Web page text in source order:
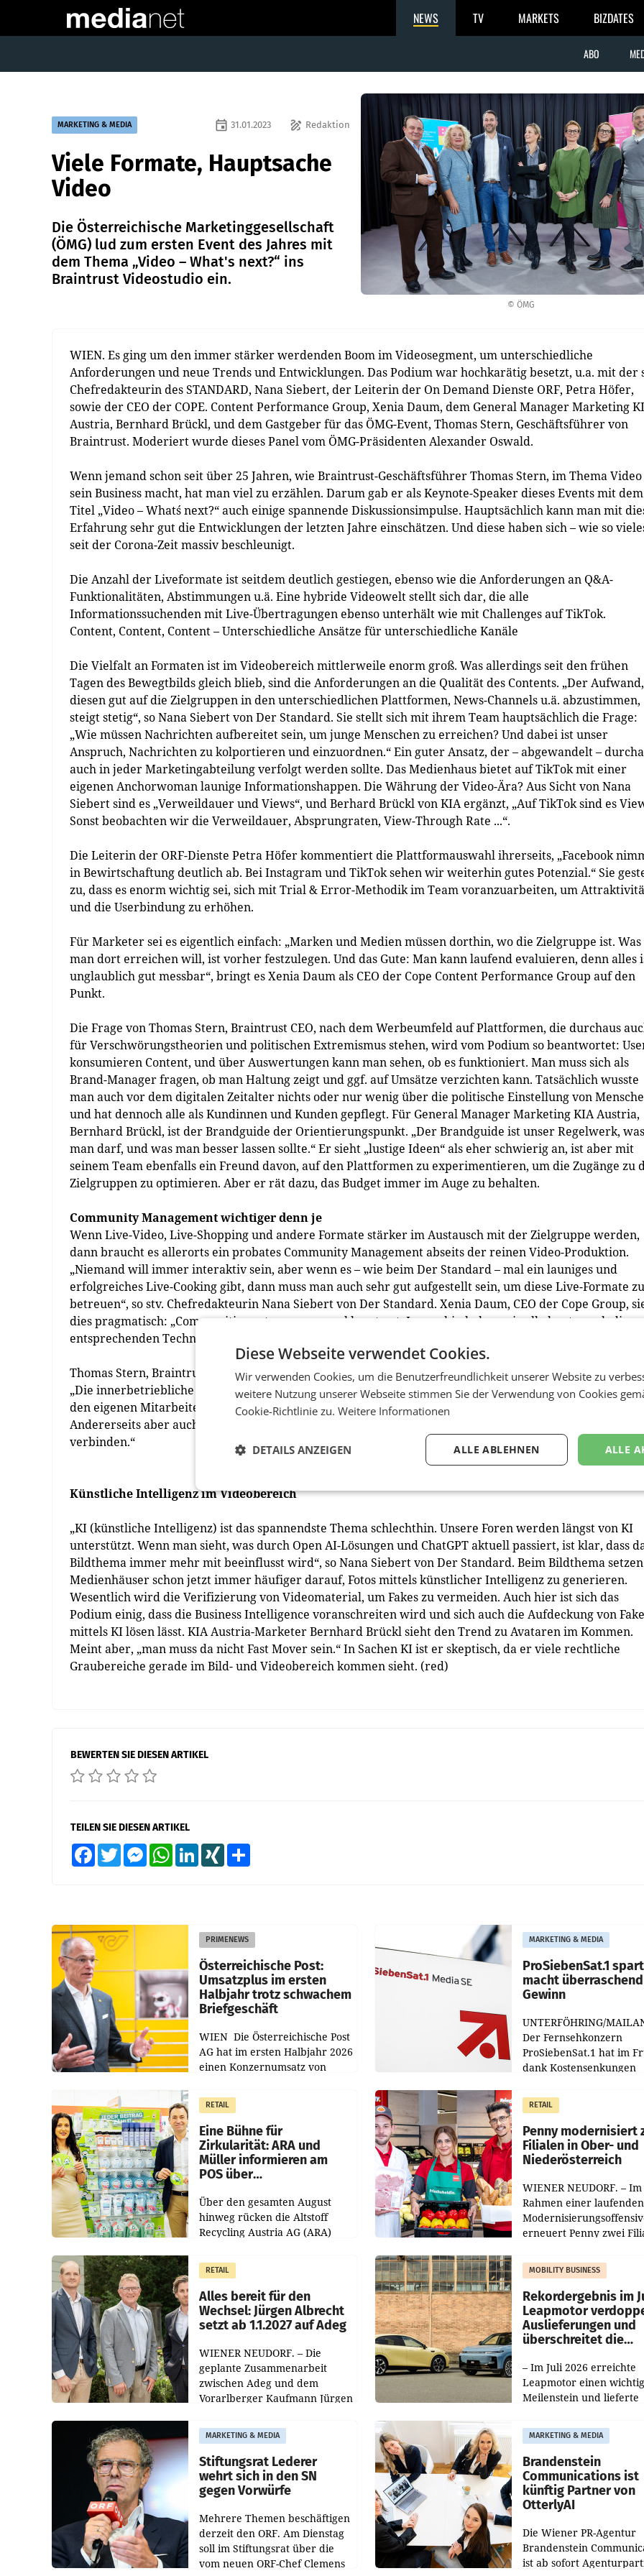
NEWS TV MARKETS BIZDATES
ABO
© ÖMG
MARKETING & MEDIA draw Redaktion
event 31.01.2023
Viele Formate, Hauptsache
Video
Die Österreichische Marketinggesellschaft
(ÖMG) lud zum ersten Event des Jahres mit
dem Thema „Video – What's next?“ ins
Braintrust Videostudio ein.
WIEN. Es ging um den immer stärker werdenden Boom im Videosegment, um unterschiedliche
Anforderungen und neue Trends und Entwicklungen. Das Podium war hochkarätig besetzt, u.a. mit der
Chefredakteurin des STANDARD, Nana Siebert, der Leiterin der On Demand Dienste ORF, Petra Höfer,
sowie der CEO der COPE. Content Performance Group, Xenia Daum, dem General Manager Marketing
Austria, Bernhard Brückl, und dem Gastgeber für das ÖMG-Event, Thomas Stern, Geschäftsführer von
Braintrust. Moderiert wurde dieses Panel vom ÖMG-Präsidenten Alexander Oswald.
Wenn jemand schon seit über 25 Jahren, wie Braintrust-Geschäftsführer Thomas Stern, im Thema Video
sein Business macht, hat man viel zu erzählen. Darum gab er als Keynote-Speaker dieses Events mit dem
Titel „Video – What´s next?“ auch einige spannende Diskussionsimpulse. Hauptsächlich kann man mit
Erfahrung sehr gut die Entwicklungen der letzten Jahre einschätzen. Und diese haben sich – wie so
seit der Corona-Zeit massiv beschleunigt.
Die Anzahl der Liveformate ist seitdem deutlich gestiegen, ebenso wie die Anforderungen an Q&A-
Funktionalitäten, Abstimmungen u.ä. Eine hybride Videowelt stellt sich dar, die alle
Informationssuchenden mit Live-Übertragungen ebenso unterhält wie mit Challenges auf TikTok.
Content, Content, Content – Unterschiedliche Ansätze für unterschiedliche Kanäle
Die Vielfalt an Formaten ist im Videobereich mittlerweile enorm groß. Was allerdings seit den frühen
Tagen des Bewegtbilds gleich blieb, sind die Anforderungen an die Qualität des Contents. „Der Aufwand,
diesen gut auf die Zielgruppen in den unterschiedlichen Plattformen, News-Channels u.ä. abzustimmen,
steigt stetig“, so Nana Siebert von Der Standard. Sie stellt sich mit ihrem Team hauptsächlich die Frage:
„Wie müssen Nachrichten aufbereitet sein, um junge Menschen zu erreichen? Und dabei ist unser
Anspruch, Nachrichten zu kolportieren und einzuordnen.“ Ein guter Ansatz, der – abgewandelt –
auch in jeder Marketingabteilung verfolgt werden sollte. Das Medienhaus bietet auf TikTok mit einer
eigenen Anchorwoman launige Informationshappen. Die Währung der Video-Ära? Aus Sicht von Nana
Siebert sind es „Verweildauer und Views“, und Berhard Brückl von KIA ergänzt, „Auf TikTok sind es
Sonst beobachten wir die Verweildauer, Absprungraten, View-Through Rate ...“.
Die Leiterin der ORF-Dienste Petra Höfer kommentiert die Plattformauswahl ihrerseits, „Facebook
in Bewirtschaftung deutlich ab. Bei Instagram und TikTok sehen wir weiterhin gutes Potenzial.“ Sie
zu, dass es enorm wichtig sei, sich mit Trial & Error-Methodik im Team voranzuarbeiten, um
und die Userbindung zu erhöhen.
Für Marketer sei es eigentlich einfach: „Marken und Medien müssen dorthin, wo die Zielgruppe ist. Was
man dort erreichen will, ist vorher festzulegen. Und das Gute: Man kann laufend evaluieren, denn alles
unglaublich gut messbar“, bringt es Xenia Daum als CEO der Cope Content Performance Group auf den
Punkt.
Die Frage von Thomas Stern, Braintrust CEO, nach dem Werbeumfeld auf Plattformen, die durchaus
für Verschwörungstheorien und politischen Extremismus stehen, wird vom Podium so beantwortet:
konsumieren Content, und über Auswertungen kann man sehen, ob es funktioniert. Man muss sich als
Brand-Manager fragen, ob man Haltung zeigt und ggf. auf Umsätze verzichten kann. Tatsächlich wusste
man auch vor dem digitalen Zeitalter nichts oder nur wenig über die politische Einstellung von
und hat dennoch alle als Kundinnen und Kunden gepflegt. Für General Manager Marketing KIA Austria,
Bernhard Brückl, ist der Brandguide der Orientierungspunkt. „Der Brandguide ist unser Regelwerk, was
man darf, und was man besser lassen sollte.“ Er sieht „lustige Ideen“ als eher schwierig an, ist aber mit
seinem Team ebenfalls ein Freund davon, auf den Plattformen zu experimentieren, um die Zugänge zu
Zielgruppen zu optimieren. Aber er rät dazu, das Budget immer im Auge zu behalten.
Community Management wichtiger denn je
Wenn Live-Video, Live-Shopping und andere Formate stärker im Austausch mit der Zielgruppe werden,
dann braucht es allerorts ein probates Community Management abseits der reinen Video-Produktion.
„Niemand will immer interaktiv sein, aber wenn es – wie beim Der Standard – mal ein launiges und
erfolgreiches Live-Cooking gibt, dann muss man auch sehr gut aufgestellt sein, um diese Live-Formate zu
betreuen“, so stv. Chefredakteurin Nana Siebert von Der Standard. Xenia Daum, CEO der Cope Group,
dies pragmatisch: „Communities gut zu managen, klappt gut. Immerhin haben wir alle heute auch die
entsprechenden Technologien zur Hand, um von überall aus eine Community zu bewirtschaften.“
Thomas Stern, Braintrust, bringt einen zusätzlichen wichtigen Community-Aspekt in die Diskussion ein:
„Die innerbetriebliche Kommunikation steigt in den Anfragen und Umsetzungen massiv. Einerseits um
den eigenen Mitarbeiterinnen und Mitarbeiter zu kommunizieren – regional aber auch weltweit.
Andererseits aber auch, um den Grad der Informationssicherstellung mit einem Qualitätsanspruch zu
verbinden.“
Künstliche Intelligenz im Videobereich
„KI (künstliche Intelligenz) ist das spannendste Thema schlechthin. Unsere Foren werden längst von KI
unterstützt. Wenn man sieht, was durch Open AI-Lösungen und ChatGPT aktuell passiert, ist klar, dass
Bildthema immer mehr mit beeinflusst wird“, so Nana Siebert von Der Standard. Beim Bildthema setzen
Medienhäuser schon jetzt immer häufiger darauf, Fotos mittels künstlicher Intelligenz zu generieren.
Wesentlich wird die Verifizierung von Videomaterial, um Fakes zu vermeiden. Auch hier ist sich das
Podium einig, dass die Business Intelligence voranschreiten wird und sich auch die Aufdeckung von
mittels KI lösen lässt. KIA Austria-Marketer Bernhard Brückl sieht den Trend zu Avataren im Kommen.
Meint aber, „man muss da nicht Fast Mover sein.“ In Sachen KI ist er skeptisch, da er viele rechtliche
Graubereiche gerade im Bild- und Videobereich kommen sieht. (red)
BEWERTEN SIE DIESEN ARTIKEL
TEILEN SIE DIESEN ARTIKEL
FacebookTwitter MessengerWhatsAppLinkedInXING
PRIMENEWS
Österreichische Post:
Umsatzplus im ersten
Halbjahr trotz schwachem
Briefgeschäft
WIEN Die Österreichische Post
AG hat im ersten Halbjahr 2026
einen Konzernumsatz von
erwirtschaftet, was einem Plus
von 3,8 Prozent gegenüber
dem Vergleichszeitraum
MARKETING & MEDIA
ProSiebenSat.1
macht
Gewinn
UNTERFÖHRING/
Der Fernsehkonzern
ProSiebenSat.1 hat im
dank Kostensenkungen
gemacht und die
Markterwartung
übertroffen.
RETAIL
Eine Bühne für
Zirkularität: ARA und
Müller informieren am
POS über
Über den gesamten August
hinweg rücken die Altstoff
Recycling Austria AG (ARA)
Müller die Initiative „Kreislauf-
Helden“ in allen
österreichischen Müller-Filialen
RETAIL
Penny modernisiert
Filialen in Ober- und
Niederösterreich
WIENER NEUDORF. – Im
Rahmen einer laufenden
erneuert Penny zwei
Die beiden Standorte
Haag sowie im rund
RETAIL
Alles bereit für den
Wechsel: Jürgen Albrecht
setzt ab 1.1.2027 auf Adeg
WIENER NEUDORF. – Die
geplante Zusammenarbeit
zwischen Adeg und dem
Vorarlberger Kaufmann Jürgen
freigegeben: Die
Bundeswettbewerbsbehörde
und der Bundeskartellanwalt
MOBILITY BUSINESS
Rekordergebnis im
Leapmotor
Auslieferungen und
überschreitet die
– Im Juli 2026 erreichte
Leapmotor einen
Meilenstein und lieferte
aus, womit sich das
gegenüber Juli 2025
verdoppelte (+102
MARKETING & MEDIA
Stiftungsrat Lederer
wehrt sich in den SN
gegen Vorwürfe
Mehrere Themen beschäftigen
derzeit den ORF. Am Dienstag
soll im Stiftungsrat über die
vom neuen ORF-Chef Clemens
MARKETING & MEDIA
Brandenstein
Communications ist
künftig Partner von
OtterlyAI
Die Wiener PR-Agentur
Brandenstein
ist ab sofort
Diese Webseite verwendet Cookies.
Wir verwenden Cookies, um die Benutzerfreundlichkeit unserer Website zu
weitere Nutzung unserer Webseite stimmen Sie der Verwendung von Cookies
Cookie-Richtlinie zu. Weitere Informationen
ALLE
ALLE ABLEHNEN
DETAILS ANZEIGEN